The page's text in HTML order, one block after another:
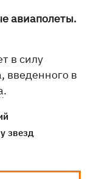
авиаполеты.
в силу
введенного в
.
звезд